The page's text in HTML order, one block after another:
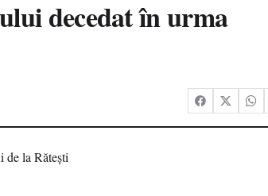
decedat în urma